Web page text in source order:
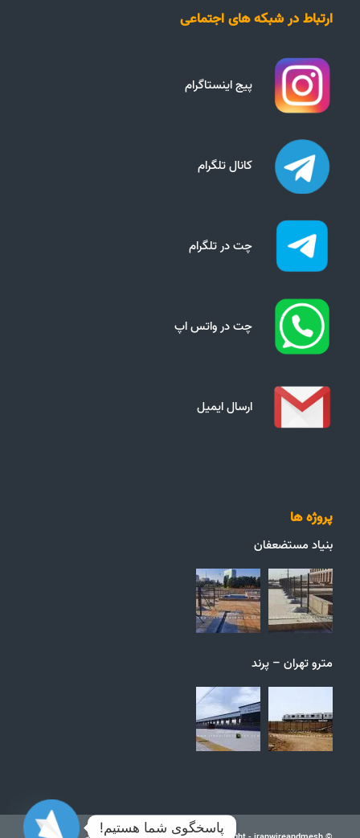
ارتباط در شبکه های اجتماعی
پیج اینستاگرام
کانال تلگرام
چت در تلگرام
چت در واتس اپ
ارسال ایمیل
پروژه ها
بنیاد مستضعفان
مترو تهران – پرند
پاسخگوی شما هستیم!